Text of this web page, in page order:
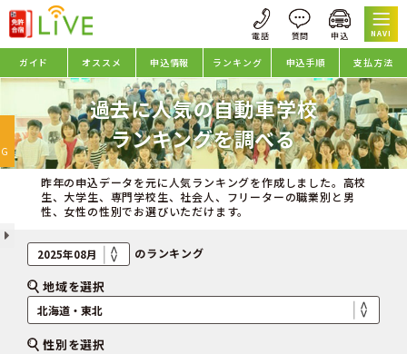
NAVI
ガイド オススメ 申込情報 ランキング 申込手順 支払方法
過去に人気の自動車学校
ランキングを調べる
昨年の申込データを元に人気ランキングを作成しました。高校
生、大学生、専門学校生、社会人、フリーターの職業別と男
性、女性の性別でお選びいただけます。
のランキング
地域を選択
性別を選択